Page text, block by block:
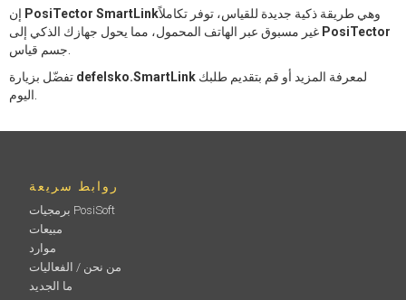
PosiTector SmartLinkوهي طريقة ذكية جديدة للقياس، توفر تكاملاً
PosiTector
defelsko.SmartLink
روابط سريعة
برمجيات PosiSoft
مبيعات
موارد
من نحن / الفعاليات
ما الجديد